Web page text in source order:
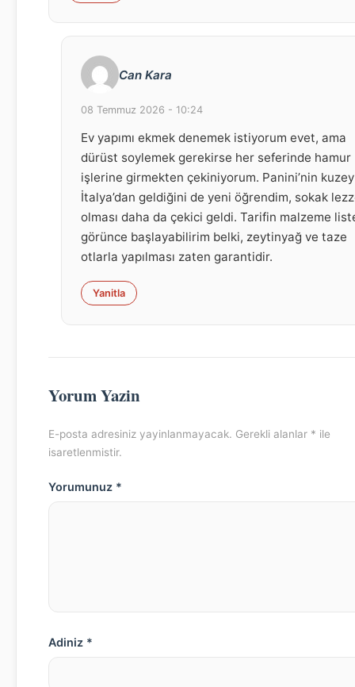
Can Kara
08 Temmuz 2026 - 10:24
Ev yapımı ekmek denemek istiyorum evet, ama
dürüst soylemek gerekirse her seferinde hamur
işlerine girmekten çekiniyorum. Panini’nin kuzey
İtalya’dan geldiğini de yeni öğrendim, sokak
olması daha da çekici geldi. Tarifin malzeme
görünce başlayabilirim belki, zeytinyağ ve taze
otlarla yapılması zaten garantidir.
Yanitla
Yorum Yazin
E-posta adresiniz yayinlanmayacak. Gerekli alanlar * ile
isaretlenmistir.
Yorumunuz *
Adiniz *